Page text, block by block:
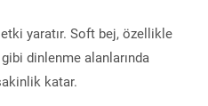
yaratır. Soft bej, özellikle
dinlenme alanlarında
katar.